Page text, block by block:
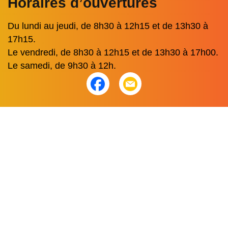
Du lundi au jeudi, de 8h30 à 12h15 et de 13h30 à
17h15.
Le vendredi, de 8h30 à 12h15 et de 13h30 à 17h00.
Le samedi, de 9h30 à 12h.